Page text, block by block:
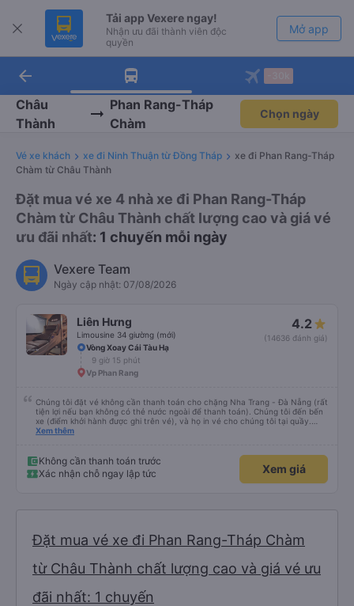
Tải app Vexere ngay!
Nhận ưu đãi thành viên độc
quyền
Mở app
Tải app Vexere
-30k/ghế khi đặt vé máy bay qua
app
Mở app
arrow_back
Châu
Thành
Phan Rang-Tháp
Chàm
Chọn ngày
Vé xe khách xe đi Ninh Thuận từ Đồng Tháp
xe đi Phan Rang-Tháp
Chàm từ Châu Thành
Đặt mua vé xe 4 nhà xe đi Phan Rang-Tháp
Chàm từ Châu Thành chất lượng cao và giá vé
ưu đãi nhất: 1 chuyến mỗi ngày
Vexere Team
Ngày cập nhật: 07/08/2026
Liên Hưng
Limousine 34 giường (mới)
4.2
(14636 đánh giá)
Vòng Xoay Cái Tàu Hạ
9 giờ 15 phút
Vp Phan Rang
Chúng tôi đặt vé không cần thanh toán cho chặng Nha Trang - Đà Nẵng (rất
tiện lợi nếu bạn không có thẻ nước ngoài để thanh toán). Chúng tôi đến bến
xe (điểm khởi hành được ghi trên vé), và họ in vé cho chúng tôi tại quầy.
Chúng tôi cũng quyết định mua vé chiều về trực tiếp tại quầy, vì giá vé trên
ấm hoặc áo khoác mỏng, vì thỉnh thoảng trời khá lạnh, và chăn mền thì hơi
cũ, nhưng vẫn có sẵn. Cổng USB để sạc điện thoại hoạt động tốt, và có giấy
vệ sinh. Mọi thứ khá sạch sẽ. Chúng tôi trở về từ Đà Nẵng (bến xe Đà Nẵng,
chọn công ty này và đặt chỗ ngồi VIP.
Xem thêm
Không cần thanh toán trước
Xác nhận chỗ ngay lập tức
Xem giá
Đặt mua vé xe đi Phan Rang-Tháp Chàm
từ Châu Thành chất lượng cao và giá vé ưu
đãi nhất: 1 chuyến